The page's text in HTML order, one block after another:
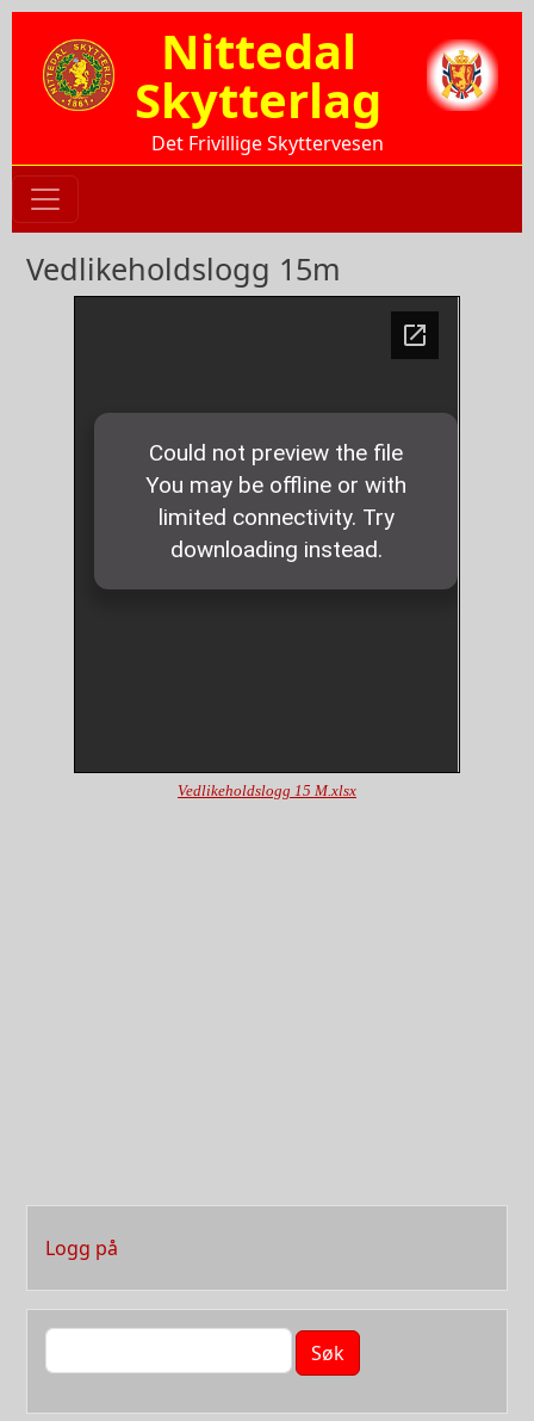
Hopp til hovedinnhold
Nittedal
Skytterlag
Det Frivillige Skyttervesen
Vedlikeholdslogg 15m
Vedlikeholdslogg 15 M.xlsx
User account menu
Logg på
Søk